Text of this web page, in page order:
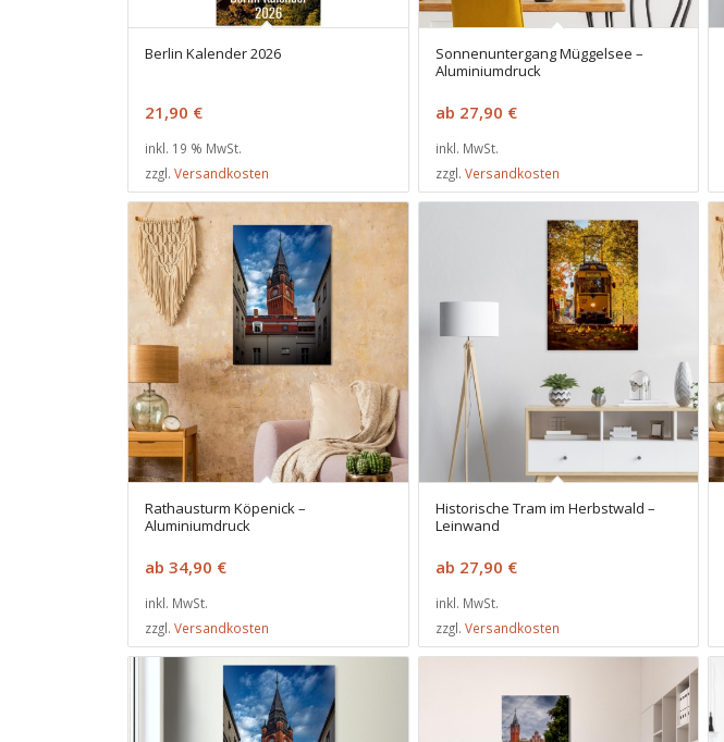
Berlin Kalender 2026
21,90 €
inkl. 19 % MwSt.
zzgl. Versandkosten
Sonnenuntergang Müggelsee –
Aluminiumdruck
ab 27,90 €
inkl. MwSt.
zzgl. Versandkosten
Rathausturm Köpenick –
Aluminiumdruck
ab 34,90 €
inkl. MwSt.
zzgl. Versandkosten
Historische Tram im Herbstwald –
Leinwand
ab 27,90 €
inkl. MwSt.
zzgl. Versandkosten